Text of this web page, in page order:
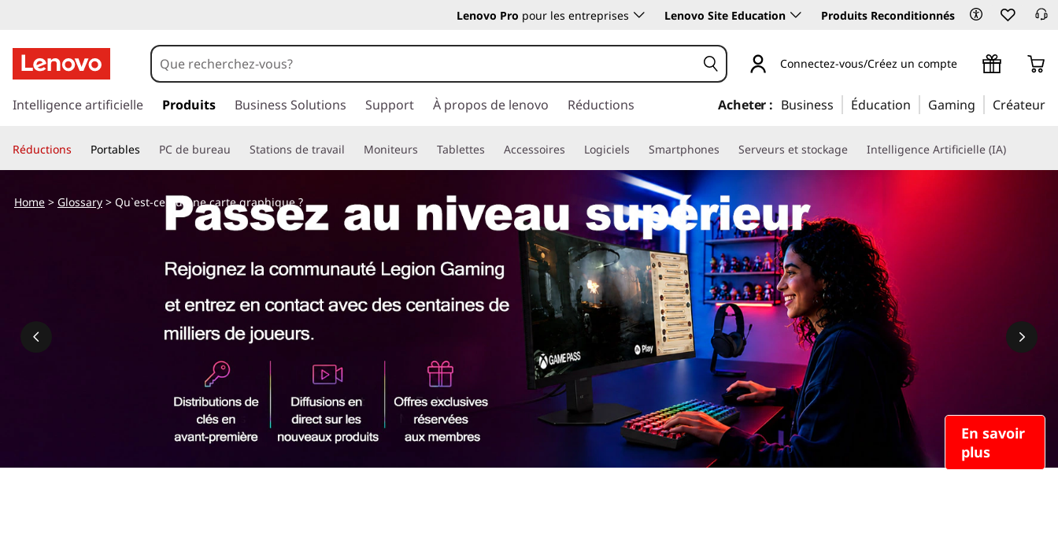
Lenovo Pro pour les entreprises Lenovo Site Education Produits Reconditionnés
a
e
r
u
a
Connectez-vous/Créez un compte
Intelligence artificielle Produits Business Solutions Support À propos de lenovo Réductions Acheter : Business Éducation Gaming Créateur
Réductions Portables PC de bureau Stations de travail Moniteurs Tablettes Accessoires Logiciels Smartphones Serveurs et stockage Intelligence Artificielle (IA)
En savoir
plus
Home > Glossary > Qu`est-ce qu`une carte graphique ?